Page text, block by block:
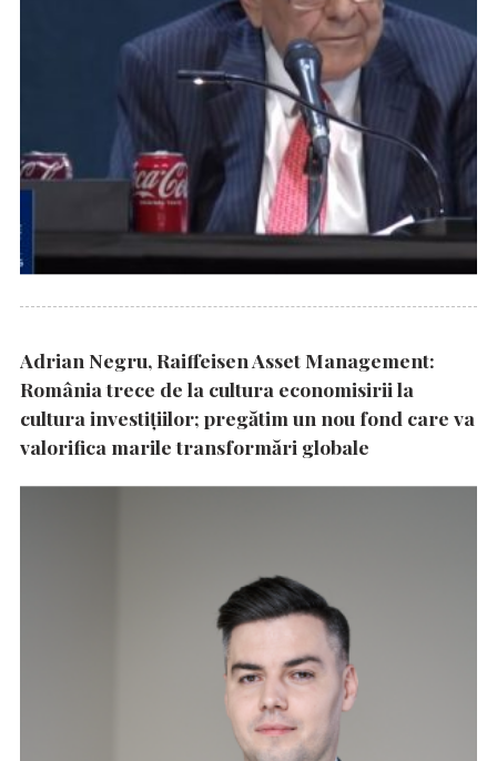
Adrian Negru, Raiffeisen Asset Management:
România trece de la cultura economisirii la
cultura investițiilor; pregătim un nou fond care va
valorifica marile transformări globale